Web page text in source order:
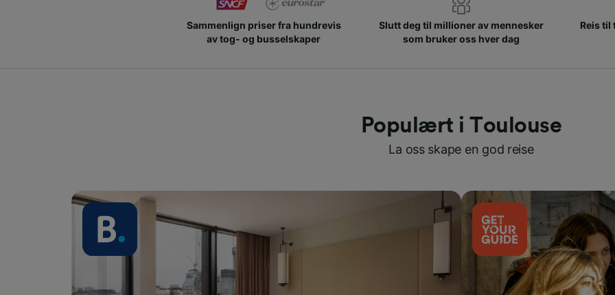
Sammenlign priser fra hundrevis
av tog- og busselskaper
Slutt deg til millioner av mennesker
som bruker oss hver dag
Reis til
Populært i Toulouse
La oss skape en god reise